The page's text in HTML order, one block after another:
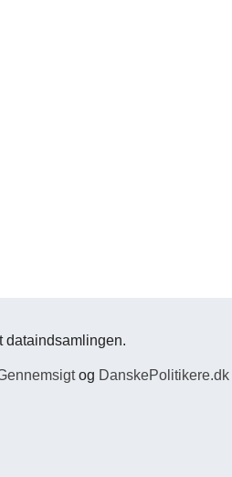
dataindsamlingen.
og DanskePolitikere.dk